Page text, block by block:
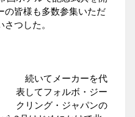
の皆様も多数参集いただ
つした。
続いてメーカーを代
表してフォルボ・ジー
クリング・ジャパンの